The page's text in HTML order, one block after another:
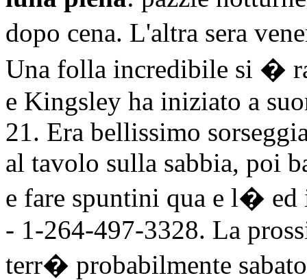
dopo cena. L'altra sera
Una folla incredibile si �
e Kingsley ha iniziato a
21. Era bellissimo
al tavolo sulla sabbia, poi
e fare spuntini qua e l� ed
- 1-264-497-3328. La
terr� probabilmente